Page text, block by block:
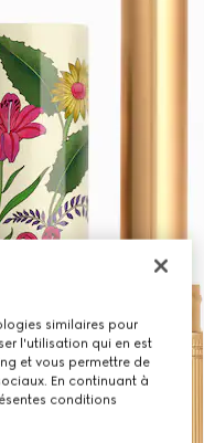
similaires pour
l'utilisation qui en est
et vous permettre de
En continuant à
conditions